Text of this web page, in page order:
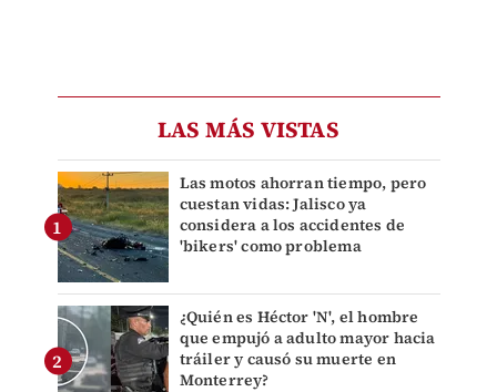
LAS MÁS VISTAS
Las motos ahorran tiempo, pero
cuestan vidas: Jalisco ya
considera a los accidentes de
'bikers' como problema
¿Quién es Héctor 'N', el hombre
que empujó a adulto mayor hacia
tráiler y causó su muerte en
Monterrey?